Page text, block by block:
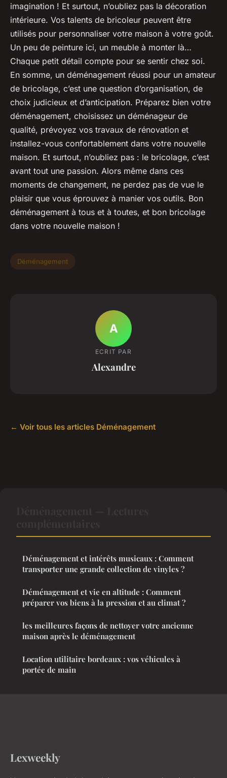
imagination ! Et surtout, n’oubliez pas la décoration
intérieure. Vos talents de bricoleur peuvent être
utilisés pour personnaliser votre maison à votre goût.
Un peu de peinture ici, un meuble à monter là…
Chaque petit détail compte pour se sentir chez soi.
En somme, un déménagement réussi pour un amateur
de bricolage, c’est une question d’organisation, de
choix judicieux et d’anticipation. Préparez bien votre
déménagement, choisissez un déménageur de
qualité, prévoyez vos travaux de rénovation et
installez-vous confortablement dans votre nouvelle
maison. Et surtout, n’oubliez pas : le bricolage, c’est
avant tout une passion. Alors même dans ces
moments de changement, ne perdez pas de vue le
plaisir que vous éprouvez à manier vos outils. Bon
déménagement à tous et à toutes, et bon bricolage
dans votre nouvelle maison !
Déménagement
A
ECRIT PAR
Alexandre
← Voir tous les articles Déménagement
Déménagement et intérêts musicaux : Comment
transporter une grande collection de vinyles ?
Déménagement et vie en altitude : Comment
préparer vos biens à la pression et au climat ?
les meilleures façons de nettoyer votre ancienne
maison après le déménagement
Location utilitaire bordeaux : vos véhicules à
portée de main
Lexweekly